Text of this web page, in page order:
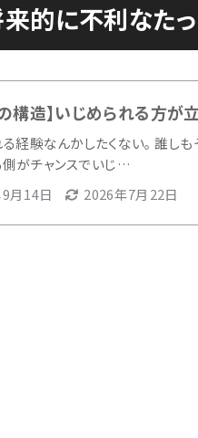
来的に不利なた
構造】いじめられる方が
経験なんかしたくない。 誰し
側がチャンスでいじ…
月14日
2026年7月22日